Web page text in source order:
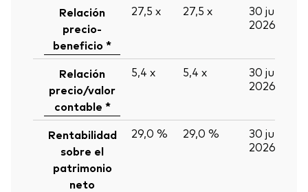
Relación
precio-
beneficio *
27,5 x 27,5 x
30 jun
2026
Relación
precio/valor
contable *
5,4 x 5,4 x
30 jun
2026
Rentabilidad
sobre el
patrimonio
neto
29,0 % 29,0 %
30 jun
2026